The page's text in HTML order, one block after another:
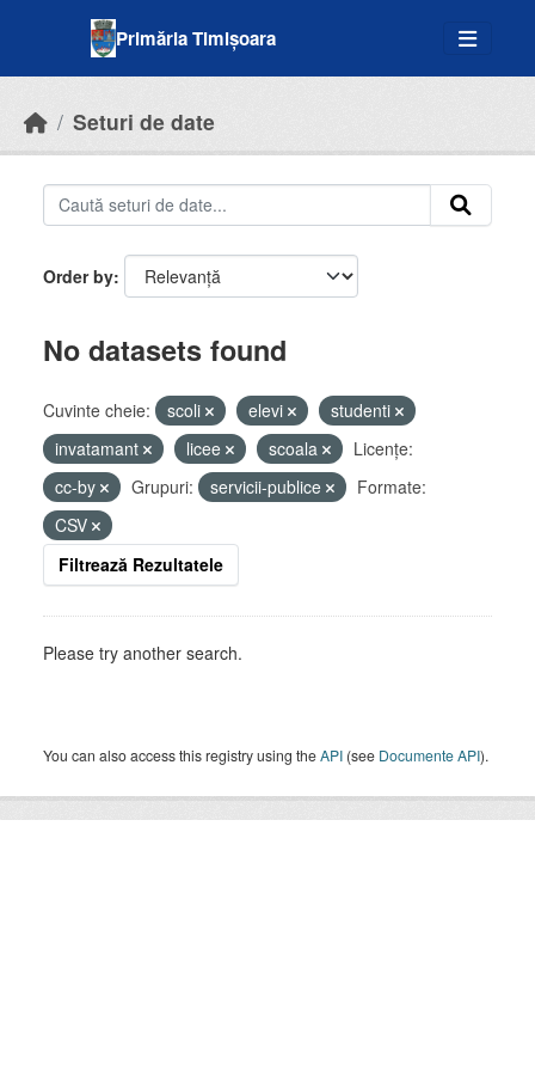
Primăria Timișoara
Seturi de date
Order by
No datasets found
Cuvinte cheie: scoli elevi
studenti
invatamant
licee scoala
Licenţe:
cc-by
Grupuri: servicii-publice
Formate:
CSV
Filtrează Rezultatele
Please try another search.
You can also access this registry using theAPI (see Documente API).